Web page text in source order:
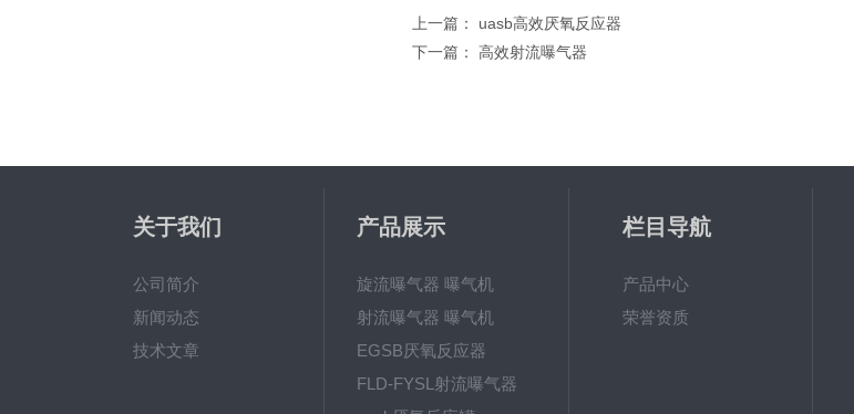
上一篇： uasb高效厌氧反应器
下一篇： 高效射流曝气器
关于我们
公司简介
新闻动态
技术文章
产品展示
旋流曝气器 曝气机
射流曝气器 曝气机
EGSB厌氧反应器
FLD-FYSL射流曝气器
栏目导航
产品中心
荣誉资质